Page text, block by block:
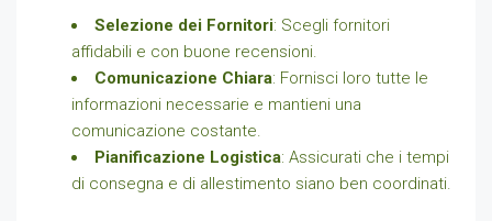
Selezione dei Fornitori: Scegli fornitori
affidabili e con buone recensioni.
Comunicazione Chiara: Fornisci loro tutte le
informazioni necessarie e mantieni una
comunicazione costante.
Pianificazione Logistica: Assicurati che i tempi
di consegna e di allestimento siano ben coordinati.